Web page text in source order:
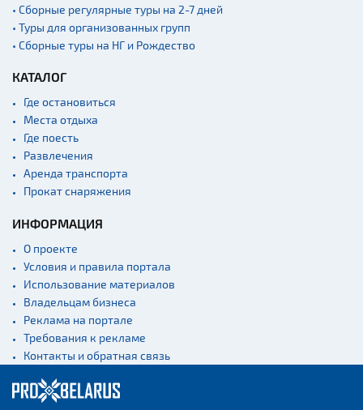
• Сборные регулярные туры на 2-7 дней
• Туры для организованных групп
• Сборные туры на НГ и Рождество
КАТАЛОГ
Где остановиться
Места отдыха
Где поесть
Развлечения
Аренда транспорта
Прокат снаряжения
ИНФОРМАЦИЯ
О проекте
Условия и правила портала
Использование материалов
Владельцам бизнеса
Реклама на портале
Требования к рекламе
Контакты и обратная связь